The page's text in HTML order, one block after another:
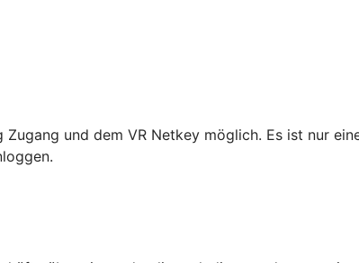
und dem VR Netkey möglich. Es ist nur